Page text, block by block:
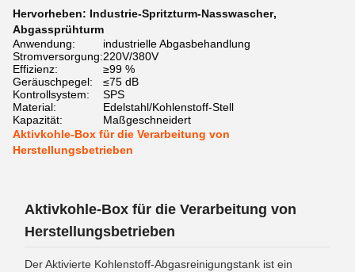
Hervorheben: Industrie-Spritzturm-Nasswascher,
Abgassprühturm
Anwendung:
industrielle Abgasbehandlung
Stromversorgung:220V/380V
Effizienz:
≥99 %
Geräuschpegel:
≤75 dB
Kontrollsystem:
SPS
Material:
Edelstahl/Kohlenstoff-Stell
Kapazität:
Maßgeschneidert
Aktivkohle-Box für die Verarbeitung von
Herstellungsbetrieben
Aktivkohle-Box für die Verarbeitung von
Herstellungsbetrieben
Der Aktivierte Kohlenstoff-Abgasreinigungstank ist ein